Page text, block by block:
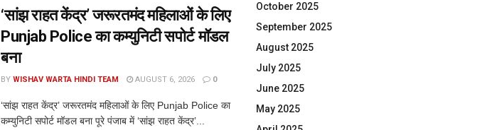
‘सांझ राहत केंद्र’ जरूरतमंद महिलाओं के लिए
Punjab Police का कम्युनिटी सपोर्ट मॉडल
बना
BY WISHAV WARTA HINDI TEAM AUGUST 6, 2026 0
‘सांझ राहत केंद्र’ जरूरतमंद महिलाओं के लिए Punjab Police का
कम्युनिटी सपोर्ट मॉडल बना पूरे पंजाब में ‘सांझ राहत केंद्र’...
October 2025
September 2025
August 2025
July 2025
June 2025
May 2025